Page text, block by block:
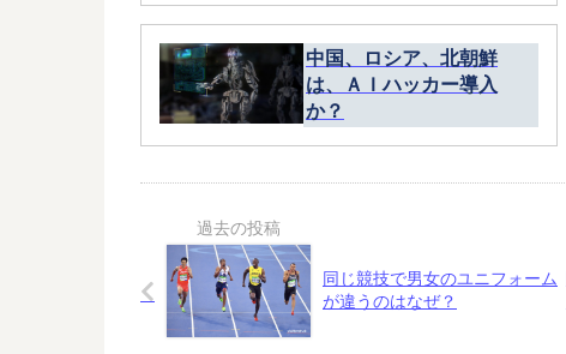
中国、ロシア、北朝鮮
は、ＡＩハッカー導入
か？
同じ競技で男女のユニフォーム
が違うのはなぜ？